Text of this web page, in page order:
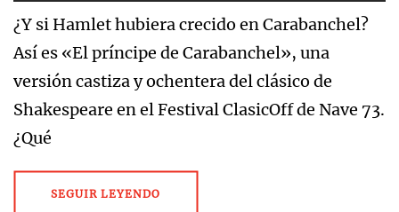
¿Y si Hamlet hubiera crecido en Carabanchel?
Así es «El príncipe de Carabanchel», una
versión castiza y ochentera del clásico de
Shakespeare en el Festival ClasicOff de Nave 73.
¿Qué
SEGUIR LEYENDO